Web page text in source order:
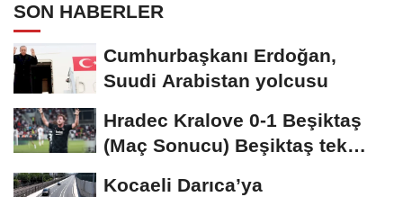
SON HABERLER
Cumhurbaşkanı Erdoğan,
Suudi Arabistan yolcusu
Hradec Kralove 0-1 Beşiktaş
(Maç Sonucu) Beşiktaş tek
Kocaeli Darıca’ya